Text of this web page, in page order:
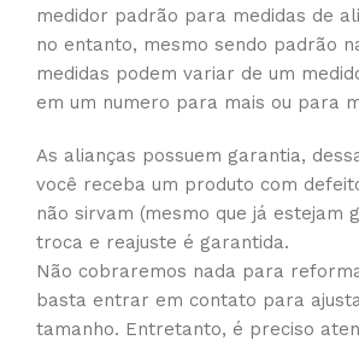
medidor padrão para medidas de
no entanto, mesmo sendo padrão
medidas podem variar de um
em um numero para mais ou para
As alianças possuem garantia,
você receba um produto com
não sirvam (mesmo que já estejam
troca e reajuste é garantida.
Não cobraremos nada para
basta entrar em contato para
tamanho. Entretanto, é preciso